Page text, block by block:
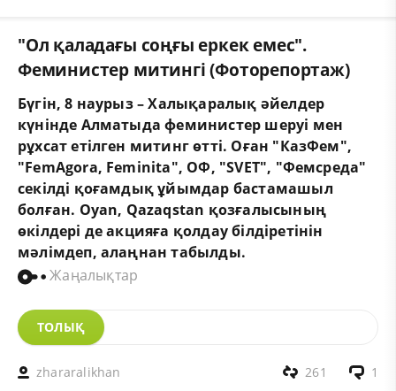
"Ол қаладағы соңғы еркек емес".
Феминистер митингі (Фоторепортаж)
Бүгін, 8 наурыз – Халықаралық әйелдер
күнінде Алматыда феминистер шеруі мен
рұхсат етілген митинг өтті. Оған "КазФем",
"FemAgora, Feminita", ОФ, "SVET", "Фемсреда"
секілді қоғамдық ұйымдар бастамашыл
болған. Oyan, Qazaqstan қозғалысының
өкілдері де акцияға қолдау білдіретінін
мәлімдеп, алаңнан табылды.
Жаңалықтар
ТОЛЫҚ
zhararalikhan 1
261